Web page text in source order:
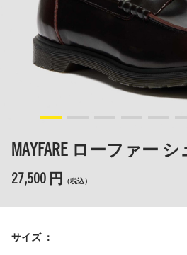
MAYFARE ローファー
27,500 円 （税込）
サイズ